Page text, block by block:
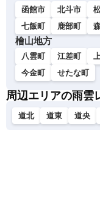
函館市 北斗市
七飯町
鹿部町
檜山地方
八雲町 江差町
今金町
せたな町
周辺エリアの雨雲
道北 道東 道央